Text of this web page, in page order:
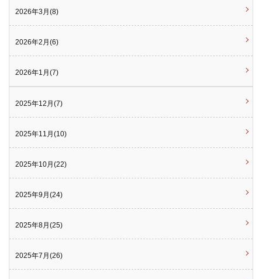
2026年3月(8)
2026年2月(6)
2026年1月(7)
2025年12月(7)
2025年11月(10)
2025年10月(22)
2025年9月(24)
2025年8月(25)
2025年7月(26)